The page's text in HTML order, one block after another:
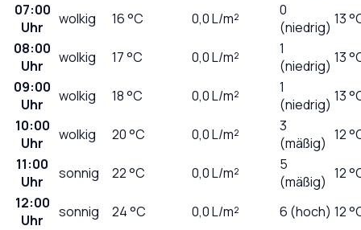
07:00
Uhr
wolkig 16°C 0,0L/m²
0
(niedrig) 13
08:00
Uhr
wolkig 17°C 0,0L/m²
1
(niedrig) 13
09:00
Uhr
wolkig 18°C 0,0L/m²
1
(niedrig) 13
10:00
Uhr
wolkig 20°C 0,0L/m²
3
(mäßig) 12
11:00
Uhr
sonnig 22°C 0,0L/m²
5
(mäßig) 12
12:00
Uhr
sonnig 24°C 0,0L/m² 6 (hoch) 12